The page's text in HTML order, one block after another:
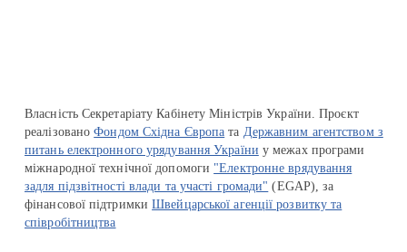
Власність Секретаріату Кабінету Міністрів України. Проєкт
реалізованоФондом Східна Європа та Державним агентством з
питань електронного урядування України у межах програми
міжнародної технічної допомоги "Електронне врядування
задля підзвітності влади та участі громади" (EGAP), за
фінансової підтримкиШвейцарської агенції розвитку та
співробітництва